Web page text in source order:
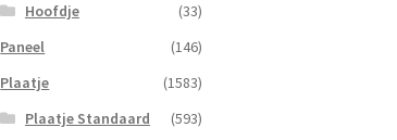
Hoofdje
(33)
Paneel
(146)
Plaatje
(1583)
Plaatje Standaard
(593)